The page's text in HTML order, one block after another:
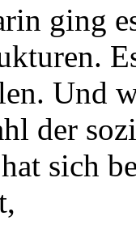
ging
Und
der
sich